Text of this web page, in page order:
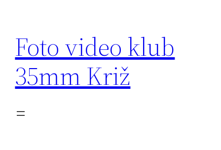
content
Foto video klub
35mm Križ